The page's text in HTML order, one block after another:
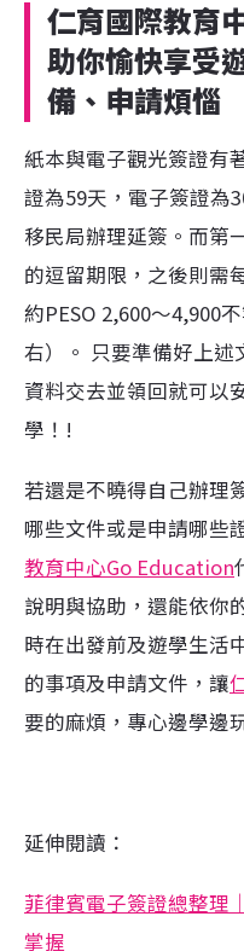
仁育國際教育
助你愉快享受
備、申請煩惱
紙本與電子觀光簽證有
證為59天，電子簽證為
移民局辦理延簽。而第
的逗留期限，之後則需
約PESO 2,600～4,900
右）。 只要準備好上
資料交去並領回就可以
學！!
若還是不曉得自己辦理
哪些文件或是申請哪些
教育中心Go Education
說明與協助，還能依你
時在出發前及遊學生活
的事項及申請文件，讓
要的麻煩，專心邊學邊
延伸閱讀：
菲律賓電子簽證總整理
掌握